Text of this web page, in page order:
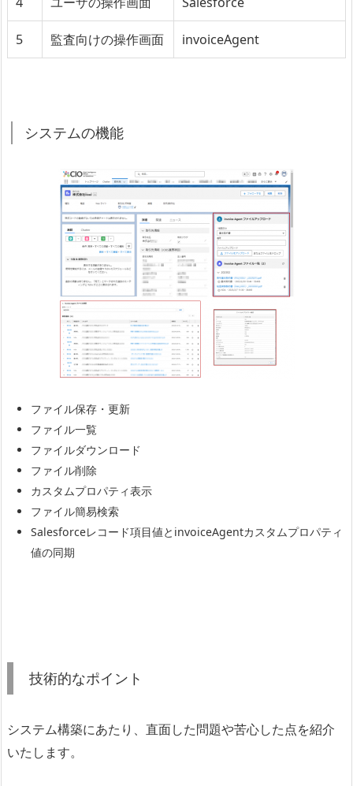
5 監査向けの操作画面 invoiceAgent
システムの機能
ファイル保存・更新
ファイル一覧
ファイルダウンロード
ファイル削除
カスタムプロパティ表示
ファイル簡易検索
Salesforceレコード項目値とinvoiceAgentカスタムプロパティ
値の同期
技術的なポイント
システム構築にあたり、直面した問題や苦心した点を紹介
いたします。